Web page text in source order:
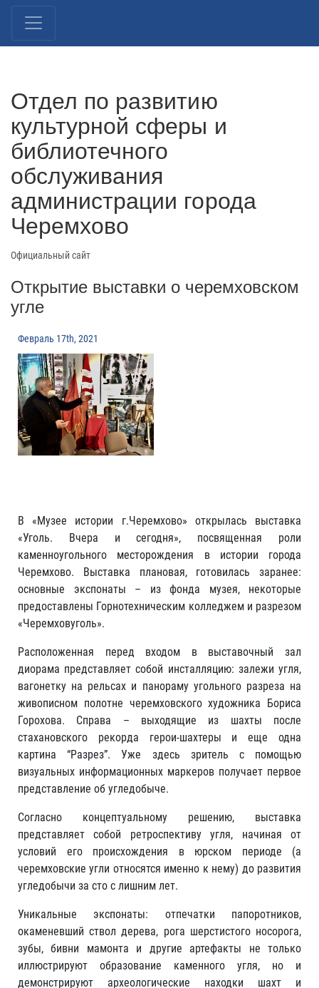
Отдел по развитию
культурной сферы и
библиотечного
обслуживания
администрации города
Черемхово
Официальный сайт
Открытие выставки о черемховском
угле
Февраль 17th, 2021
В «Музее истории г.Черемхово» открылась выставка
«Уголь. Вчера и сегодня», посвященная роли
каменноугольного месторождения в истории города
Черемхово. Выставка плановая, готовилась заранее:
основные экспонаты – из фонда музея, некоторые
предоставлены Горнотехническим колледжем и разрезом
«Черемховуголь».
Расположенная перед входом в выставочный зал
диорама представляет собой инсталляцию: залежи угля,
вагонетку на рельсах и панораму угольного разреза на
живописном полотне черемховского художника Бориса
Горохова. Справа – выходящие из шахты после
стахановского рекорда герои-шахтеры и еще одна
картина “Разрез”. Уже здесь зритель с помощью
визуальных информационных маркеров получает первое
представление об угледобыче.
Согласно концептуальному решению, выставка
представляет собой ретроспективу угля, начиная от
условий его происхождения в юрском периоде (а
черемховские угли относятся именно к нему) до развития
угледобычи за сто с лишним лет.
Уникальные экспонаты: отпечатки папоротников,
окаменевший ствол дерева, рога шерстистого носорога,
зубы, бивни мамонта и другие артефакты не только
иллюстрируют образование каменного угля, но и
демонстрируют археологические находки шахт и